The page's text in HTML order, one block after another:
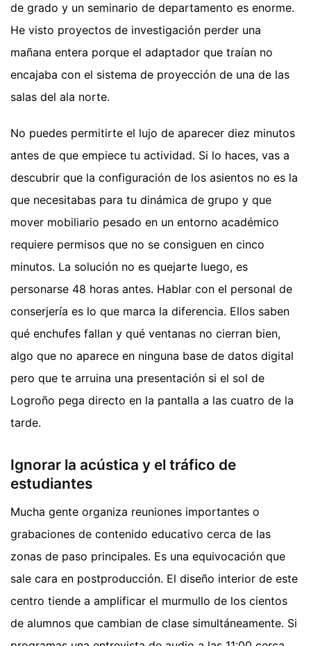
de grado y un seminario de departamento es enorme.
He visto proyectos de investigación perder una
mañana entera porque el adaptador que traían no
encajaba con el sistema de proyección de una de las
salas del ala norte.
No puedes permitirte el lujo de aparecer diez minutos
antes de que empiece tu actividad. Si lo haces, vas a
descubrir que la configuración de los asientos no es la
que necesitabas para tu dinámica de grupo y que
mover mobiliario pesado en un entorno académico
requiere permisos que no se consiguen en cinco
minutos. La solución no es quejarte luego, es
personarse 48 horas antes. Hablar con el personal de
conserjería es lo que marca la diferencia. Ellos saben
qué enchufes fallan y qué ventanas no cierran bien,
algo que no aparece en ninguna base de datos digital
pero que te arruina una presentación si el sol de
Logroño pega directo en la pantalla a las cuatro de la
tarde.
Ignorar la acústica y el tráfico de
estudiantes
Mucha gente organiza reuniones importantes o
grabaciones de contenido educativo cerca de las
zonas de paso principales. Es una equivocación que
sale cara en postproducción. El diseño interior de este
centro tiende a amplificar el murmullo de los cientos
de alumnos que cambian de clase simultáneamente. Si